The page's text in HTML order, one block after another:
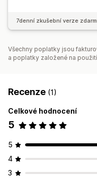
7denní zkušební verze
Všechny poplatky jsou
a poplatky založené na
Recenze (1)
Celkové hodnocení
5
5
4
3